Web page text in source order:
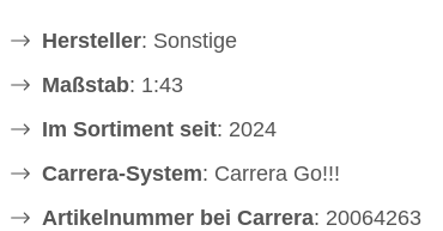
Hersteller: Sonstige
Maßstab: 1:43
Im Sortiment seit: 2024
Carrera-System: Carrera Go!!!
Artikelnummer bei Carrera: 20064263